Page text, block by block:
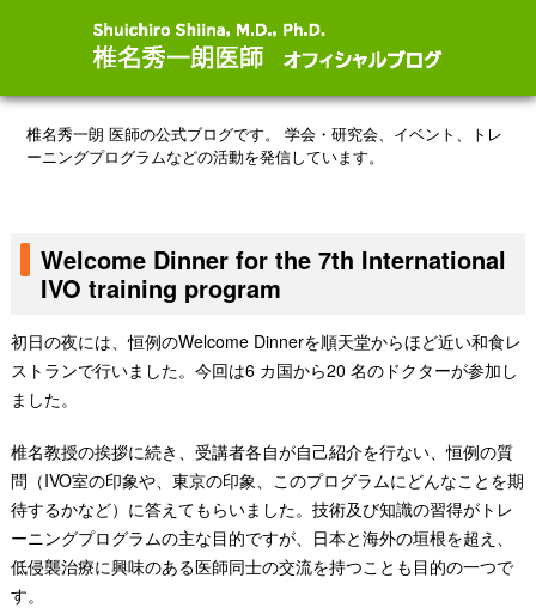
椎名秀一朗 医師の公式ブログです。
学会・研究会、イベント、トレ
ーニングプログラムなどの活動を発信しています。
Welcome Dinner for the 7th International
IVO training program
初日の夜には、恒例のWelcome Dinnerを順天堂からほど近い和食レ
ストランで行いました。今回は6 カ国から20 名のドクターが参加し
ました。
椎名教授の挨拶に続き、受講者各自が自己紹介を行ない、恒例の質
問（IVO室の印象や、東京の印象、このプログラムにどんなことを期
待するかなど）に答えてもらいました。技術及び知識の習得がトレ
ーニングプログラムの主な目的ですが、日本と海外の垣根を超え、
低侵襲治療に興味のある医師同士の交流を持つことも目的の一つで
す。